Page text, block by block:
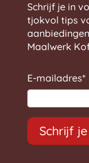
Schrijf je in
tjokvol tips
Maalwerk
E-mailadres*
Schrijf